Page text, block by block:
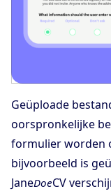
Geüploade
oorspronkelijke
formulier worden
bijvoorbeeld is
JaneDoeCV